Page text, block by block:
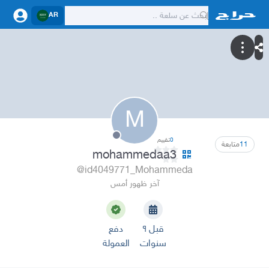
AR
M
11متابعة 0تقييم
mohammedaa3
@id4049771_Mohammeda
آخر ظهور أمس
قبل ٩
سنوات
دفع
العمولة